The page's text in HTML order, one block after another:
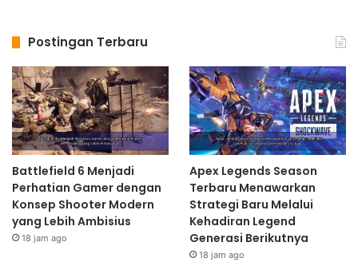
Postingan Terbaru
Battlefield 6 Menjadi
Perhatian Gamer dengan
Konsep Shooter Modern
yang Lebih Ambisius
18 jam ago
Apex Legends Season
Terbaru Menawarkan
Strategi Baru Melalui
Kehadiran Legend
Generasi Berikutnya
18 jam ago